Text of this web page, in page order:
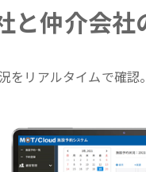
と仲介会
をリアルタイムで確認